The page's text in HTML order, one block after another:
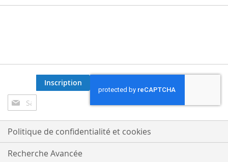
Inscription
à
notre
lettre
d’information
:
Inscription
Politique de confidentialité et cookies
Recherche Avancée